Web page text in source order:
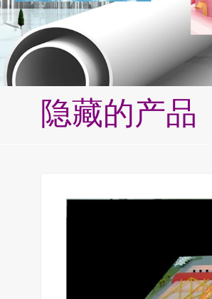
隐藏的产品